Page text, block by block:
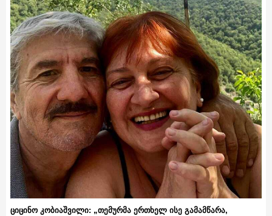
ციცინო კობიაშვილი: „თემურმა ერთხელ ისე გამამწარა,